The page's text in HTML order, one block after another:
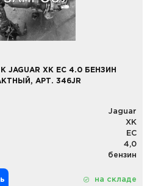
JAGUAR XK EC 4.0 БЕНЗИН
АРТ. 346JR
Jaguar
XK
EC
4,0
бензин
на складе